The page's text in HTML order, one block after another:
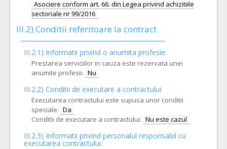
Asociere conform art. 66. din Legea privind achizitiile
sectoriale nr 99/2016
III.2) Conditii referitoare la contract
III.2.1) Informatii privind o anumita profesie:
Prestarea serviciilor in cauza este rezervata unei
anumite profesii: Nu
III.2.2) Conditii de executare a contractului:
Executarea contractului este supusa unor conditii
speciale: Da
Conditii de executare a contractului: Nu este cazul
III.2.3) Informatii privind personalul responsabil cu
executarea contractului: